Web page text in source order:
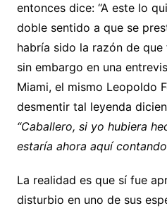
entonces dice: “A este lo
doble sentido a que se
habría sido la razón de
sin embargo en una
Miami, el mismo Leopoldo
desmentir tal leyenda
“Caballero, si yo hubiera
estaría ahora aquí
La realidad es que sí fue
disturbio en uno de sus